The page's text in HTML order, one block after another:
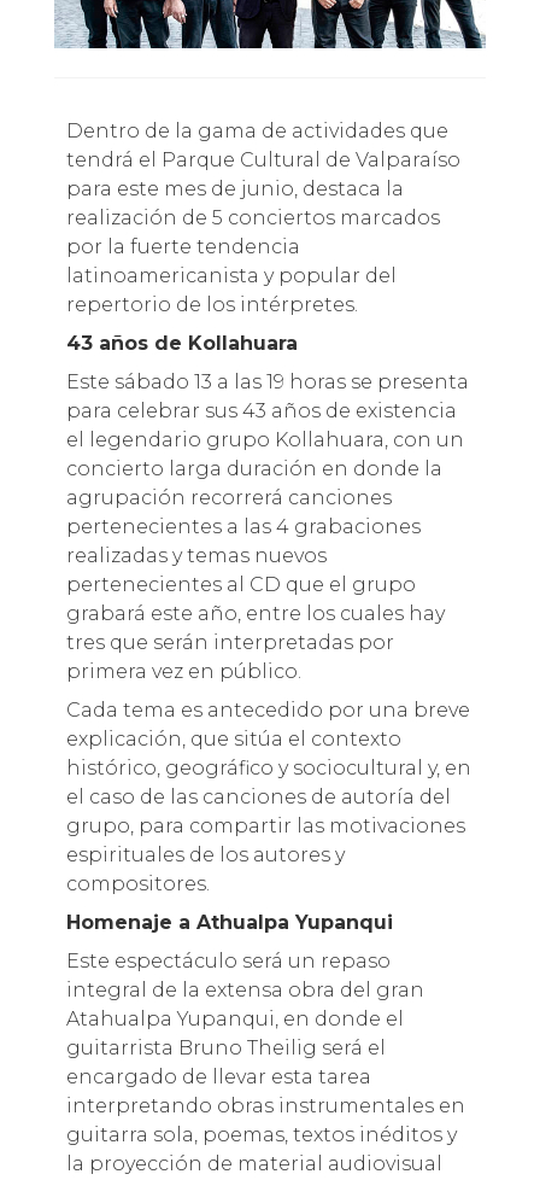
Dentro de la gama de actividades que
tendrá el Parque Cultural de Valparaíso
para este mes de junio, destaca la
realización de 5 conciertos marcados
por la fuerte tendencia
latinoamericanista y popular del
repertorio de los intérpretes.
43 años de Kollahuara
Este sábado 13 a las 19 horas se presenta
para celebrar sus 43 años de existencia
el legendario grupo Kollahuara, con un
concierto larga duración en donde la
agrupación recorrerá canciones
pertenecientes a las 4 grabaciones
realizadas y temas nuevos
pertenecientes al CD que el grupo
grabará este año, entre los cuales hay
tres que serán interpretadas por
primera vez en público.
Cada tema es antecedido por una breve
explicación, que sitúa el contexto
histórico, geográfico y sociocultural y, en
el caso de las canciones de autoría del
grupo, para compartir las motivaciones
espirituales de los autores y
compositores.
Homenaje a Athualpa Yupanqui
Este espectáculo será un repaso
integral de la extensa obra del gran
Atahualpa Yupanqui, en donde el
guitarrista Bruno Theilig será el
encargado de llevar esta tarea
interpretando obras instrumentales en
guitarra sola, poemas, textos inéditos y
la proyección de material audiovisual